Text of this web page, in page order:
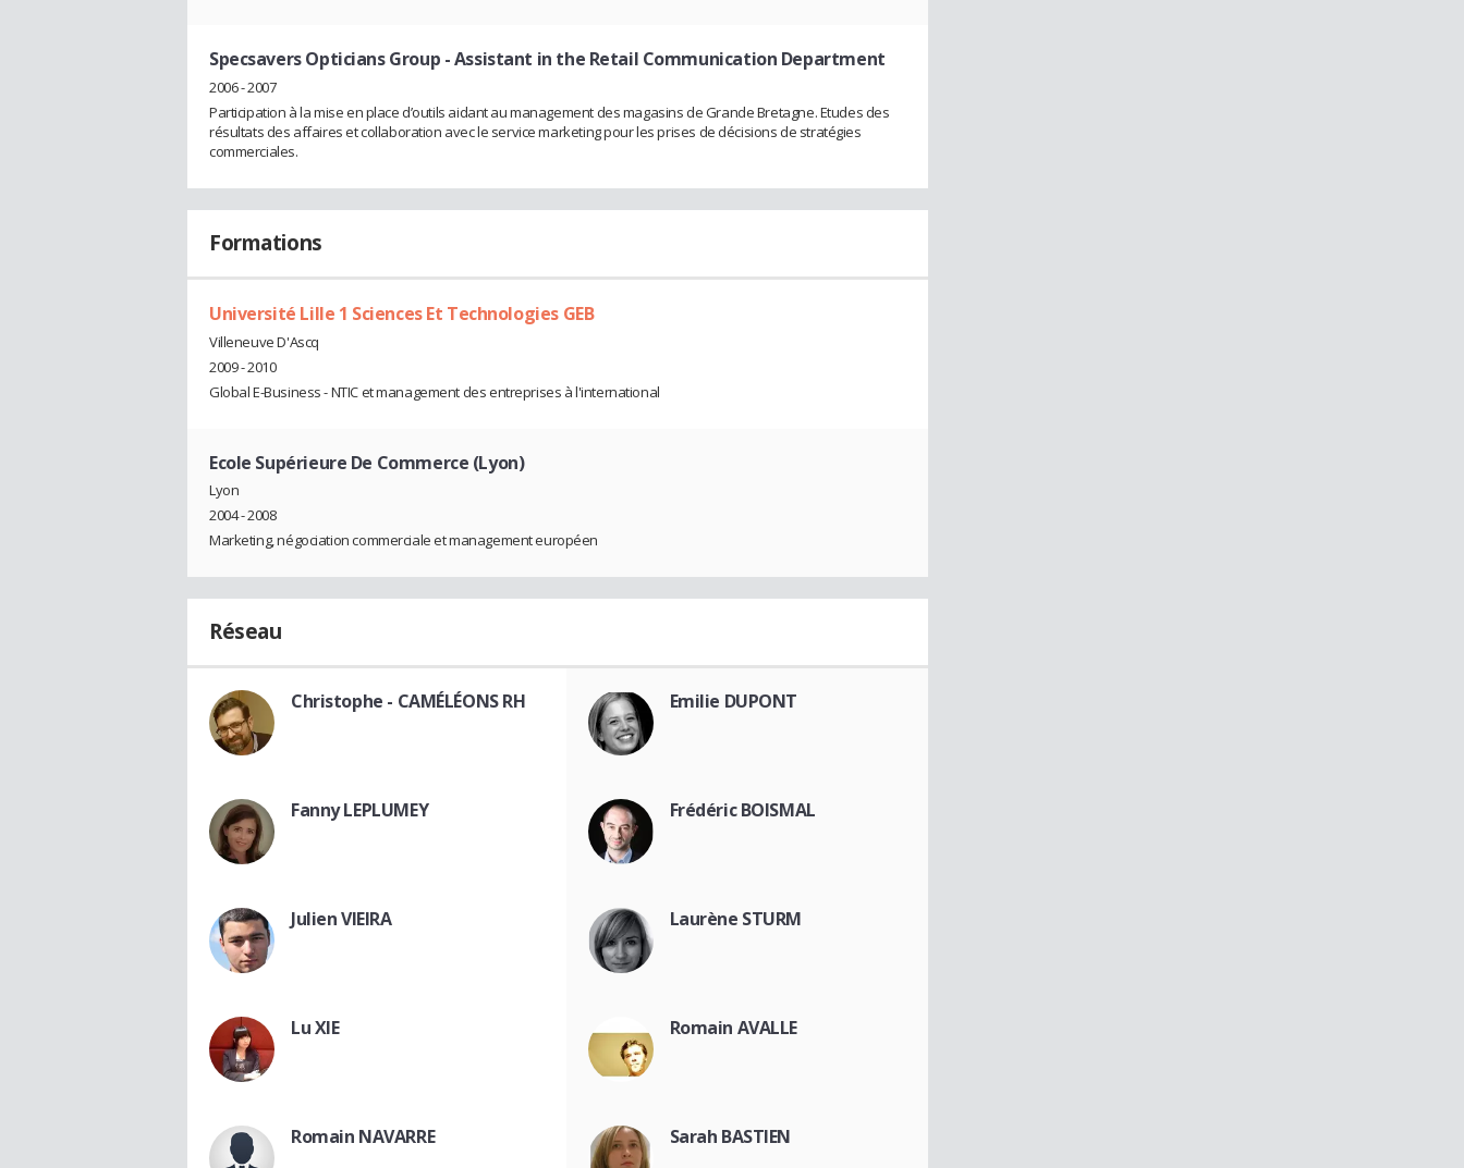
Specsavers Opticians Group - Assistant in the Retail Communication Department
2006 - 2007
Participation à la mise en place d’outils aidant au management des magasins de Grande Bretagne. Etudes des
résultats des affaires et collaboration avec le service marketing pour les prises de décisions de stratégies
commerciales.
Formations
Université Lille 1 Sciences Et Technologies GEB
Villeneuve D'Ascq
2009 - 2010
Global E-Business - NTIC et management des entreprises à l'international
Ecole Supérieure De Commerce (Lyon)
Lyon
2004 - 2008
Marketing, négociation commerciale et management européen
Réseau
Christophe - CAMÉLÉONS RH Emilie DUPONT
Fanny LEPLUMEY Frédéric BOISMAL
Julien VIEIRA Laurène STURM
Lu XIE Romain AVALLE
Romain NAVARRE Sarah BASTIEN